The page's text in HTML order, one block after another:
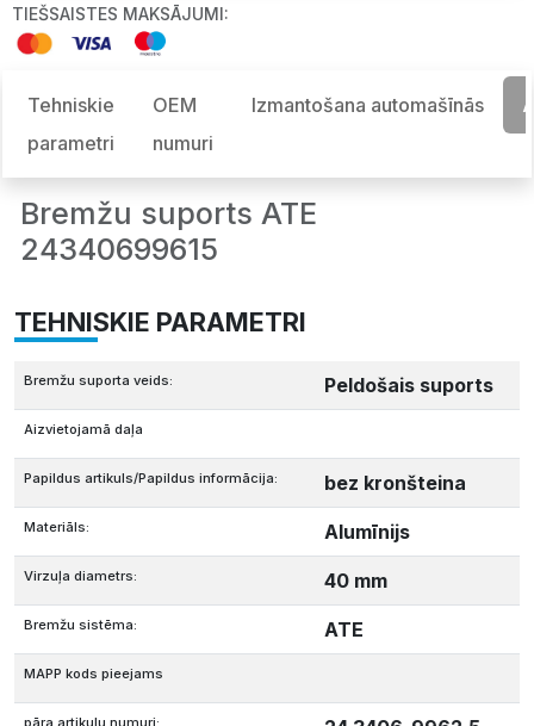
TIEŠSAISTES MAKSĀJUMI:
Tehniskie
parametri
OEM
numuri
Izmantošana automašīnās
Bremžu suports ATE
24340699615
TEHNISKIE PARAMETRI
Bremžu suporta veids: Peldošais suports
Aizvietojamā daļa
Papildus artikuls/Papildus informācija: bez kronšteina
Materiāls: Alumīnijs
Virzuļa diametrs: 40 mm
Bremžu sistēma: ATE
MAPP kods pieejams